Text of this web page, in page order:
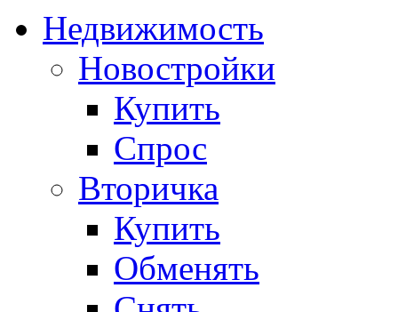
Недвижимость
Новостройки
Купить
Спрос
Вторичка
Купить
Обменять